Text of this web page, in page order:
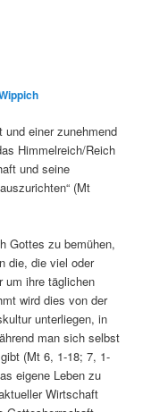
einer zunehmend
Himmelreich/Reich
und seine
(Mt
Gottes zu bemühen,
die, die viel oder
um ihre täglichen
wird dies von der
unterliegen, in
man sich selbst
(Mt 6, 1-18; 7, 1-
eigene Leben zu
Wirtschaft